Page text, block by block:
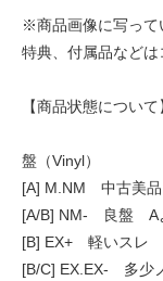
※商品画像に写って
特典、付属品などは
【商品状態について
盤（Vinyl）
[A] M.NM 中古美品
[A/B] NM- 良盤 A
[B] EX+ 軽いスレ
[B/C] EX.EX- 多